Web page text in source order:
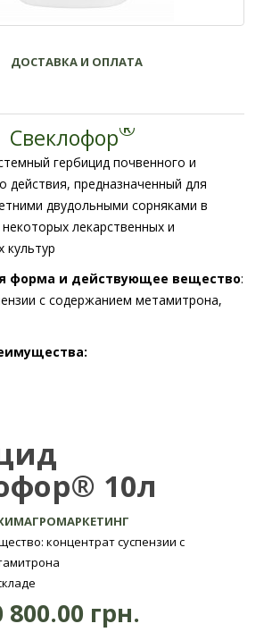
ДОСТАВКА И ОПЛАТА
Свеклофор®
гербицид почвенного и
действия, предназначенный для
двудольными сорняками в
лекарственных и
культур
форма и действующее вещество:
с содержанием метамитрона,
однолетних двудольных сорняков;
действия гербицидного экрана,
возможность дробного
сочетается с граминицидами.
Объект
га
10л
концентрат суспензии с
800.00 грн.